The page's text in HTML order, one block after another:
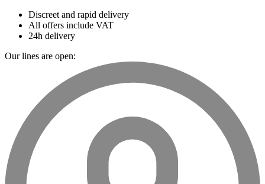
Discreet and rapid delivery
All offers include VAT
24h delivery
Our lines are open: